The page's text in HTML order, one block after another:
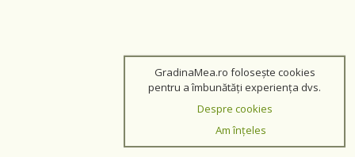
GradinaMea.ro folosește cookies
pentru a îmbunătăți experiența dvs.
Despre cookies
Am înțeles